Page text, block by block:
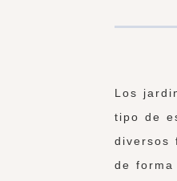
Los
tipo de
diversos
de